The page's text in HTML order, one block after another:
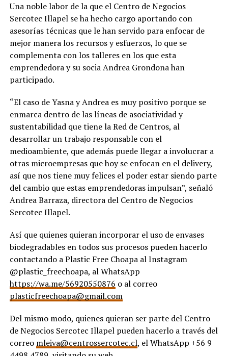
Una noble labor de la que el Centro de Negocios
Sercotec Illapel se ha hecho cargo aportando con
asesorías técnicas que le han servido para enfocar de
mejor manera los recursos y esfuerzos, lo que se
complementa con los talleres en los que esta
emprendedora y su socia Andrea Grondona han
participado.
“El caso de Yasna y Andrea es muy positivo porque se
enmarca dentro de las líneas de asociatividad y
sustentabilidad que tiene la Red de Centros, al
desarrollar un trabajo responsable con el
medioambiente, que además puede llegar a involucrar a
otras microempresas que hoy se enfocan en el delivery,
así que nos tiene muy felices el poder estar siendo parte
del cambio que estas emprendedoras impulsan”, señaló
Andrea Barraza, directora del Centro de Negocios
Sercotec Illapel.
Así que quienes quieran incorporar el uso de envases
biodegradables en todos sus procesos pueden hacerlo
contactando a Plastic Free Choapa al Instagram
@plastic_freechoapa, al WhatsApp
https://wa.me/56920550876 o al correo
plasticfreechoapa@gmail.com
Del mismo modo, quienes quieran ser parte del Centro
de Negocios Sercotec Illapel pueden hacerlo a través del
correo mleiva@centrossercotec.cl, el WhatsApp +56 9